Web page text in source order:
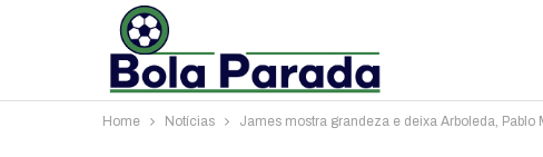
Home Notícias James mostra grandeza e deixa Arboleda, Pablo